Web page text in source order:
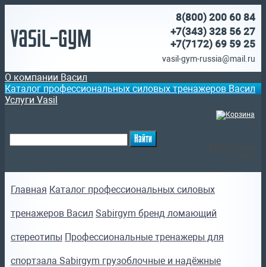
Vasil-Gym
8(800) 200 60 84
+7(343) 328 56 27
+7(7172) 69 59 25
vasil-gym-russia@mail.ru
О компании Васил
Каталог профессиональных силовых тренажеров Васил
Услуги Vasil
Главная Каталог профессиональных силовых
тренажеров Васил Sabirgym бренд ломающий
стереотипы Профессиональные тренажеры для
спортзала Sabirgym грузоблочные и надёжные